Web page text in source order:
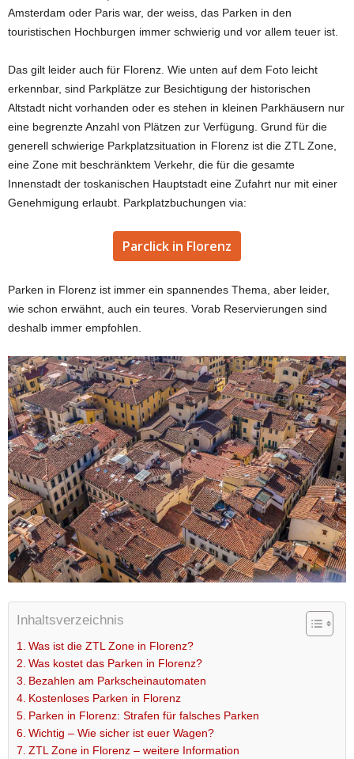
Amsterdam oder Paris war, der weiss, das Parken in den
touristischen Hochburgen immer schwierig und vor allem teuer ist.
Das gilt leider auch für Florenz. Wie unten auf dem Foto leicht
erkennbar, sind Parkplätze zur Besichtigung der historischen
Altstadt nicht vorhanden oder es stehen in kleinen Parkhäusern nur
eine begrenzte Anzahl von Plätzen zur Verfügung. Grund für die
generell schwierige Parkplatzsituation in Florenz ist die ZTL Zone,
eine Zone mit beschränktem Verkehr, die für die gesamte
Innenstadt der toskanischen Hauptstadt eine Zufahrt nur mit einer
Genehmigung erlaubt. Parkplatzbuchungen via:
Parclick in Florenz
Parken in Florenz ist immer ein spannendes Thema, aber leider,
wie schon erwähnt, auch ein teures. Vorab Reservierungen sind
deshalb immer empfohlen.
Inhaltsverzeichnis
Was ist die ZTL Zone in Florenz?
Was kostet das Parken in Florenz?
Bezahlen am Parkscheinautomaten
Kostenloses Parken in Florenz
Parken in Florenz: Strafen für falsches Parken
Wichtig – Wie sicher ist euer Wagen?
ZTL Zone in Florenz – weitere Information